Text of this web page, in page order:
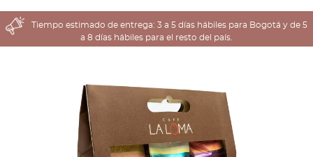
COMPRA AQUÍ
COLOMBIA CAFETERA
Tiempo estimado de entrega: 3 a 5 días hábiles para Bogotá y de 5
a 8 días hábiles para el resto del país.